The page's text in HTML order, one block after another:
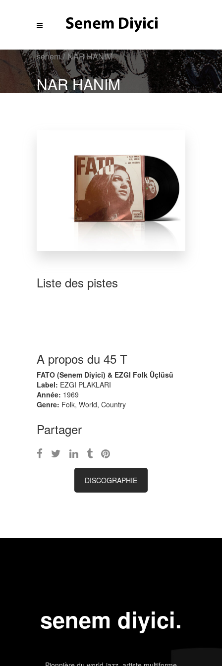
senem / NAR HANIM
NAR HANIM
Liste des pistes
A propos du 45 T
FATO (Senem Diyici) & EZGI Folk Üçlüsü
Label: EZGI PLAKLARI
Année: 1969
Genre: Folk, World, Country
Partager
DISCOGRAPHIE
senem diyici.